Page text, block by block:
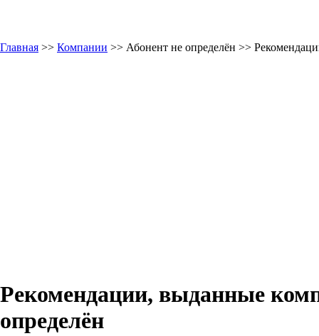
Главная >> Компании >> Абонент не определён >>
Рекомендации, выданные
определён